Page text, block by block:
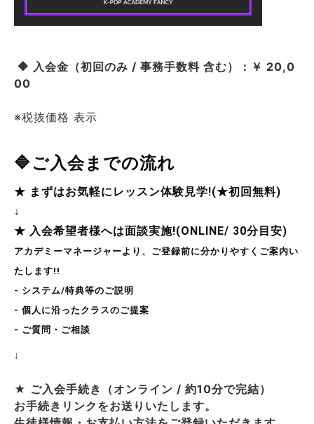
🔶 入会金（初回のみ / 事務手数料 含む）：￥ 20,0
00
※税抜価格 表示
🔷ご入会までの流れ
★ まずはお気軽にレッスン体験見学!(★初回無料)
↓
★ 入会希望者様へは面談実施!(ONLINE/ 30分目安)
アカデミーマネージャーより、ご登録前に分かりやすくご案内い
たします!!
- システム/特典等のご説明
- 個人に沿ったクラスのご提案
- ご質問・ご相談
↓
★ ご入会手続き（オンライン / 約10分で完結）
お手続きリンクをお送りいたします。